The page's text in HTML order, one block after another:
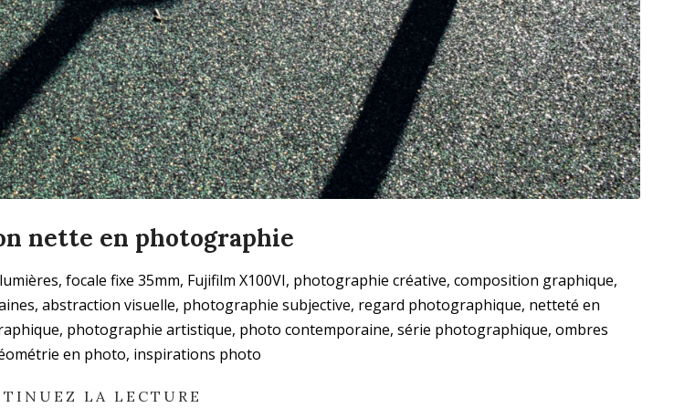
nette en photographie
focale fixe 35mm, Fujifilm X100VI, photographie créative, composition graphique,
abstraction visuelle, photographie subjective, regard photographique, netteté en
photographie artistique, photo contemporaine, série photographique, ombres
en photo, inspirations photo
LA LECTURE